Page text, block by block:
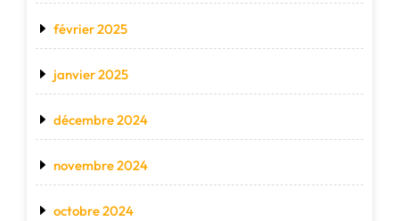
février 2025
janvier 2025
décembre 2024
novembre 2024
octobre 2024